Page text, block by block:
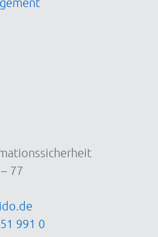
77
991 0